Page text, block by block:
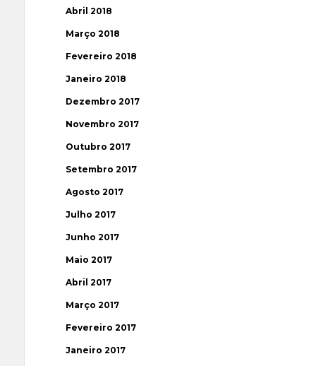
Abril 2018
Março 2018
Fevereiro 2018
Janeiro 2018
Dezembro 2017
Novembro 2017
Outubro 2017
Setembro 2017
Agosto 2017
Julho 2017
Junho 2017
Maio 2017
Abril 2017
Março 2017
Fevereiro 2017
Janeiro 2017